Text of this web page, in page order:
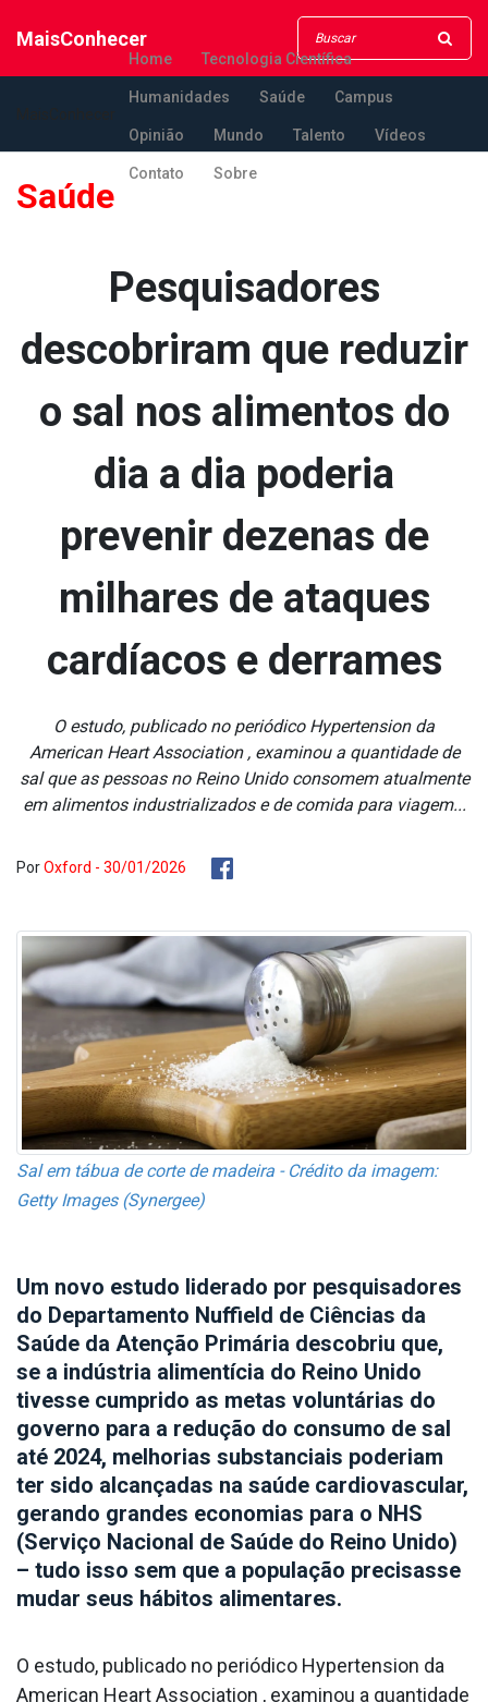
MaisConhecer
Home Tecnologia Científica
Humanidades Saúde Campus
Opinião Mundo Talento Vídeos
Contato Sobre
Saúde
Pesquisadores
descobriram que reduzir
o sal nos alimentos do
dia a dia poderia
prevenir dezenas de
milhares de ataques
cardíacos e derrames
O estudo, publicado no periódico Hypertension da
American Heart Association , examinou a quantidade de
sal que as pessoas no Reino Unido consomem atualmente
em alimentos industrializados e de comida para viagem...
PorOxford - 30/01/2026
Sal em tábua de corte de madeira - Crédito da imagem:
Getty Images (Synergee)
Um novo estudo liderado por pesquisadores
do Departamento Nuffield de Ciências da
Saúde da Atenção Primária descobriu que,
se a indústria alimentícia do Reino Unido
tivesse cumprido as metas voluntárias do
governo para a redução do consumo de sal
até 2024, melhorias substanciais poderiam
ter sido alcançadas na saúde cardiovascular,
gerando grandes economias para o NHS
(Serviço Nacional de Saúde do Reino Unido)
– tudo isso sem que a população precisasse
mudar seus hábitos alimentares.
O estudo, publicado no periódico Hypertension da
American Heart Association , examinou a quantidade